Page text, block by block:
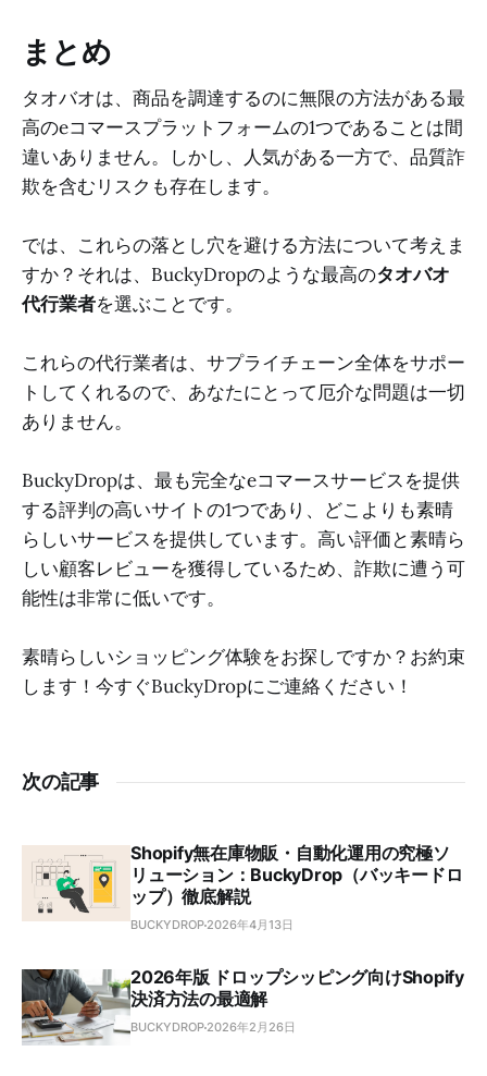
まとめ
タオバオは、商品を調達するのに無限の方法がある最
高のeコマースプラットフォームの1つであることは間
違いありません。しかし、人気がある一方で、品質詐
欺を含むリスクも存在します。
では、これらの落とし穴を避ける方法について考えま
すか？それは、BuckyDropのような最高のタオバオ
代行業者を選ぶことです。
これらの代行業者は、サプライチェーン全体をサポー
トしてくれるので、あなたにとって厄介な問題は一切
ありません。
BuckyDropは、最も完全なeコマースサービスを提供
する評判の高いサイトの1つであり、どこよりも素晴
らしいサービスを提供しています。高い評価と素晴ら
しい顧客レビューを獲得しているため、詐欺に遭う可
能性は非常に低いです。
素晴らしいショッピング体験をお探しですか？お約束
します！今すぐBuckyDropにご連絡ください！
次の記事
Shopify無在庫物販・自動化運用の究極ソ
リューション：BuckyDrop（バッキードロ
ップ）徹底解説
BUCKYDROP 2026年4月13日
2026年版 ドロップシッピング向けShopify
決済方法の最適解
BUCKYDROP 2026年2月26日